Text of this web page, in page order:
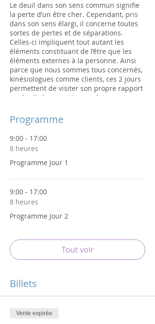
Le deuil dans son sens commun signifie
la perte d’un être cher. Cependant, pris
dans son sens élargi, il concerne toutes
sortes de pertes et de séparations.
Celles-ci impliquent tout autant les
éléments constituant de l’être que les
éléments externes à la personne. Ainsi
parce que nous sommes tous concernés,
kinésiologues comme clients, ces 2 jours
permettent de visiter son propre rapport
au deuil, de se mettre au clair au niveau
consultants en cabinet.
Programme
9:00 - 17:00
8 heures
Programme Jour 1
9:00 - 17:00
8 heures
Programme Jour 2
Tout voir
Billets
Vente expirée